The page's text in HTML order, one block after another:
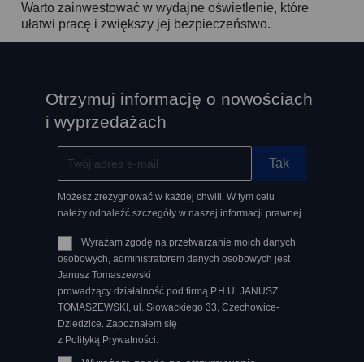
Warto zainwestować w wydajne oświetlenie, które
ułatwi pracę i zwiększy jej bezpieczeństwo.
Otrzymuj informację o nowościach
i wyprzedażach
Możesz zrezygnować w każdej chwili. W tym celu
należy odnaleźć szczegóły w naszej informacji prawnej.
Wyrażam zgodę na przetwarzanie moich danych
osobowych, administratorem danych osobowych jest
Janusz Tomaszewski
prowadzący działalność pod firmą P.H.U. JANUSZ
TOMASZEWSKI, ul. Słowackiego 33, Czechowice-
Dziedzice. Zapoznałem się
z Polityką Prywatności.